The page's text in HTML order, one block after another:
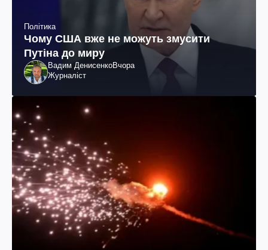
Політика
Чому США вже не можуть змусити
Путіна до миру
Вадим ДенисенкоВчора
Журналіст